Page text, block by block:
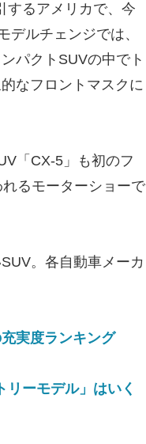
するアメリカで、今
ルチェンジでは、
パクトSUVの中でト
なフロントマスクに
「CX-5」も初のフ
るモーターショーで
。各自動車メーカ
実度ランキング
ーモデル」はいく